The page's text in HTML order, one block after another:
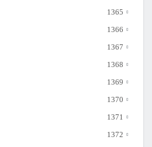
1365
1366
1367
1368
1369
1370
1371
1372